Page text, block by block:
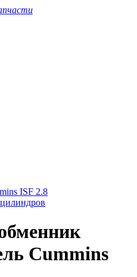
ISF 2.8
Cummins